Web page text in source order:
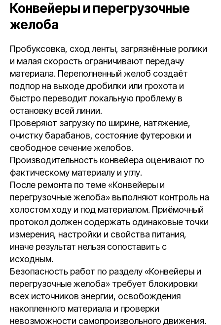
Конвейеры и перегрузочные
желоба
Пробуксовка, сход ленты, загрязнённые ролики
и малая скорость ограничивают передачу
материала. Переполненный желоб создаёт
подпор на выходе дробилки или грохота и
быстро переводит локальную проблему в
остановку всей линии.
Проверяют загрузку по ширине, натяжение,
очистку барабанов, состояние футеровки и
свободное сечение желобов.
Производительность конвейера оценивают по
фактическому материалу и углу.
После ремонта по теме «Конвейеры и
перегрузочные желоба» выполняют контроль на
холостом ходу и под материалом. Приёмочный
протокол должен содержать одинаковые точки
измерения, настройки и свойства питания,
иначе результат нельзя сопоставить с
исходным.
Безопасность работ по разделу «Конвейеры и
перегрузочные желоба» требует блокировки
всех источников энергии, освобождения
накопленного материала и проверки
невозможности самопроизвольного движения.